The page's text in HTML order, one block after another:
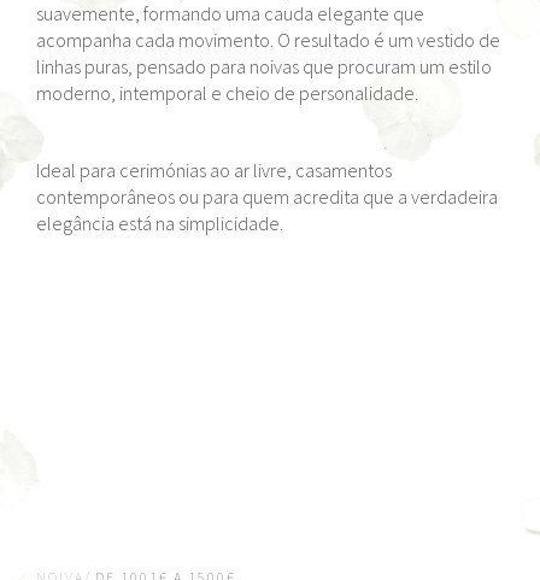
suavemente, formando uma cauda elegante que
acompanha cada movimento. O resultado é um vestido de
linhas puras, pensado para noivas que procuram um estilo
moderno, intemporal e cheio de personalidade.
Ideal para cerimónias ao ar livre, casamentos
contemporâneos ou para quem acredita que a verdadeira
elegância está na simplicidade.